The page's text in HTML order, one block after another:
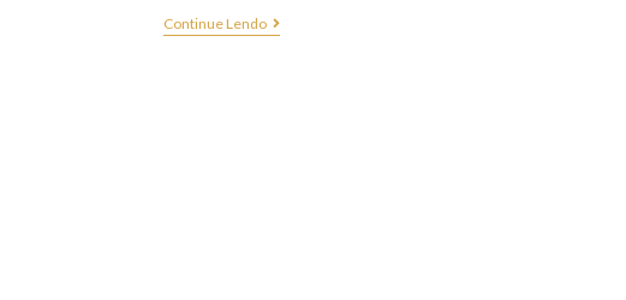
Continue Lendo